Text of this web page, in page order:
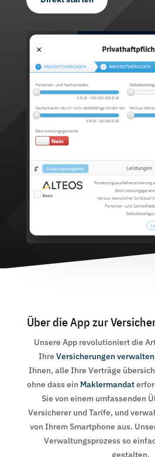
Über die App zur
Unsere App revolutioniert die
IhreVersicherungen verwalten
Ihnen, alle Ihre Verträge
ohne dass ein Maklermandat
Sie von einem umfassenden
Versicherer und Tarife, und
von Ihrem Smartphone aus.
Verwaltungsprozess so
gestalten.